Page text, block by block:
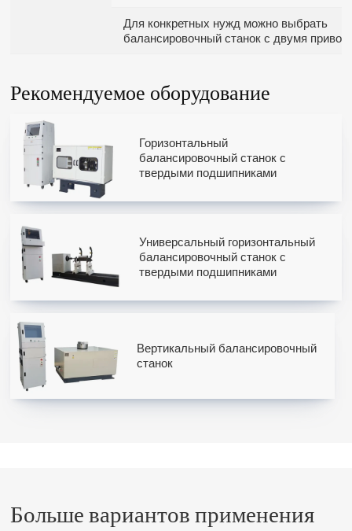
Для конкретных нужд можно выбрать
балансировочный станок с двумя
Рекомендуемое оборудование
Горизонтальный
балансировочный станок с
твердыми подшипниками
Универсальный горизонтальный
балансировочный станок с
твердыми подшипниками
Вертикальный балансировочный
станок
Больше вариантов применения